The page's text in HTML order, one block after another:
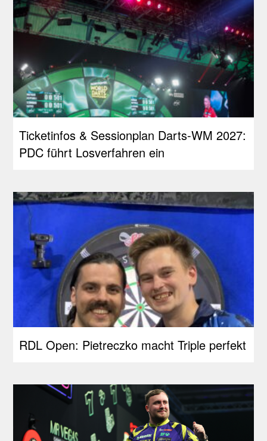
Ticketinfos & Sessionplan Darts-WM 2027:
PDC führt Losverfahren ein
RDL Open: Pietreczko macht Triple perfekt